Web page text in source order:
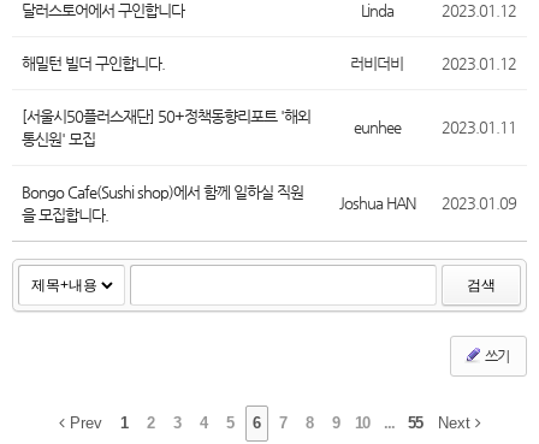
달러스토어에서 구인합니다 Linda 2023.01.12
해밀턴 빌더 구인합니다. 러비더비 2023.01.12
[서울시50플러스재단] 50+정책동향리포트 '해외
통신원' 모집
eunhee 2023.01.11
Bongo Cafe(Sushi shop)에서 함께 일하실 직원
을 모집합니다.
Joshua HAN 2023.01.09
검색
쓰기
Prev 1 2 3 4 5 6 7 8 9 10 ... 55 Next